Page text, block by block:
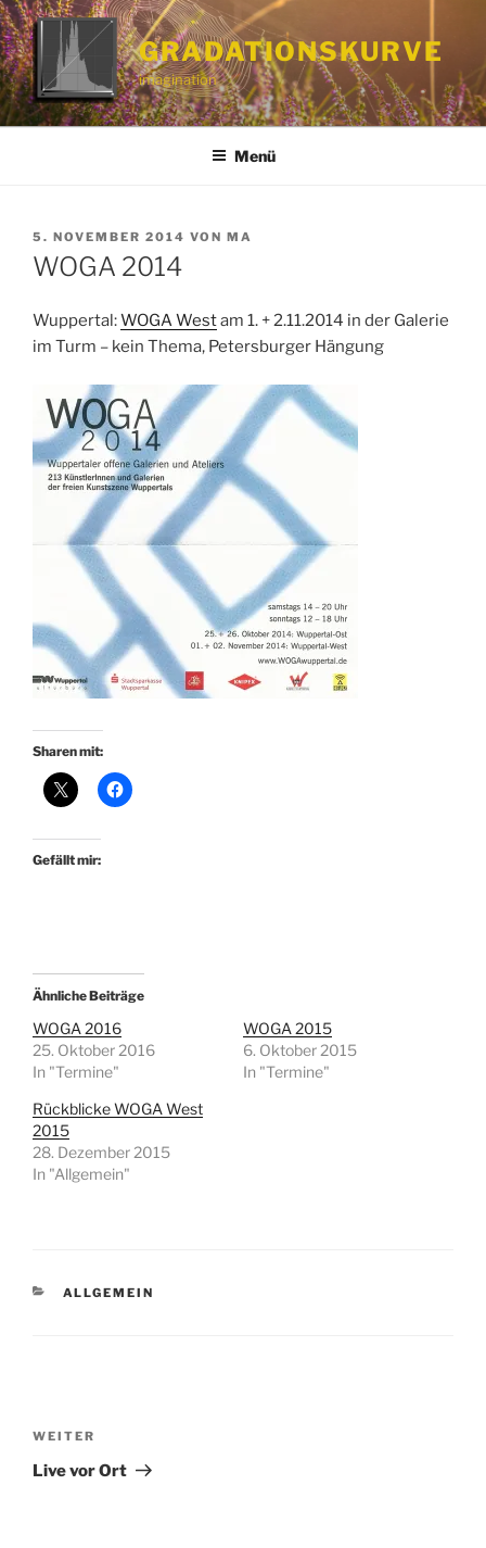
Zum
Inhalt
springen
GRADATIONSKURVE
imagination
Menü
VERÖFFENTLICHT
AM
5. NOVEMBER 2014 VON MA
WOGA 2014
Wuppertal:WOGA Westam 1. + 2.11.2014 in der Galerie
im Turm – kein Thema, Petersburger Hängung
Sharen mit:
Gefällt mir:
Ähnliche Beiträge
WOGA 2016
25. Oktober 2016
In "Termine"
WOGA 2015
6. Oktober 2015
In "Termine"
Rückblicke WOGA West
2015
28. Dezember 2015
In "Allgemein"
KATEGORIEN
ALLGEMEIN
Nächster
Beitrag
WEITER
Live vor Ort